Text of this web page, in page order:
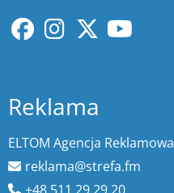
Reklama
ELTOM Agencja Reklamowa
reklama@strefa.fm